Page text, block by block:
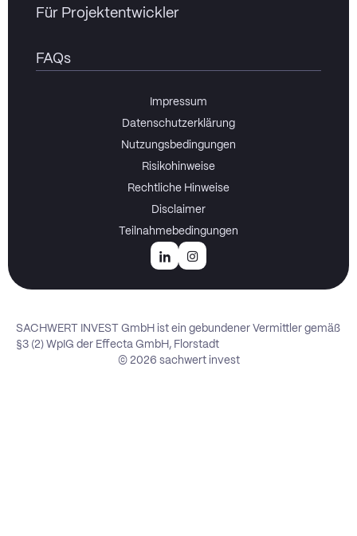
Für Projektentwickler
FAQs
Impressum
Datenschutzerklärung
Nutzungsbedingungen
Risikohinweise
Rechtliche Hinweise
Disclaimer
Teilnahmebedingungen
SACHWERT INVEST GmbH ist ein gebundener Vermittler gemäß
§3 (2) WpIG der Effecta GmbH, Florstadt
© 2026 sachwert invest